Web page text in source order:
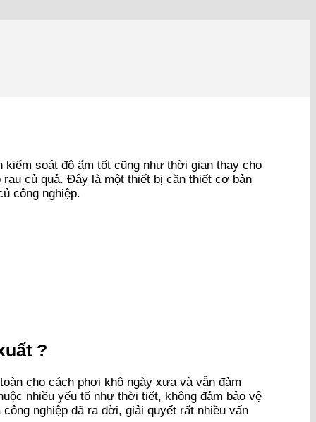
soát độ ẩm tốt cũng như thời gian thay cho
củ quả. Đây là một thiết bị cần thiết cơ bản
công nghiệp.
?
cho cách phơi khô ngày xưa và vẫn đảm
nhiều yếu tố như thời tiết, không đảm bảo vệ
nghiệp đã ra đời, giải quyết rất nhiều vấn